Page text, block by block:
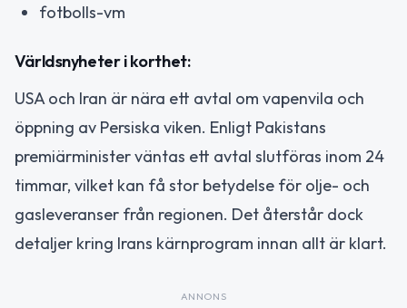
fotbolls-vm
Världsnyheter i korthet:
USA och Iran är nära ett avtal om vapenvila och
öppning av Persiska viken. Enligt Pakistans
premiärminister väntas ett avtal slutföras inom 24
timmar, vilket kan få stor betydelse för olje- och
gasleveranser från regionen. Det återstår dock
detaljer kring Irans kärnprogram innan allt är klart.
ANNONS